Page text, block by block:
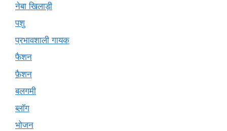
नेबा खिलाड़ी
पशु
प्रभावशाली गायक
फैशन
फ़ैशन
बलगमी
ब्लॉग
भोजन